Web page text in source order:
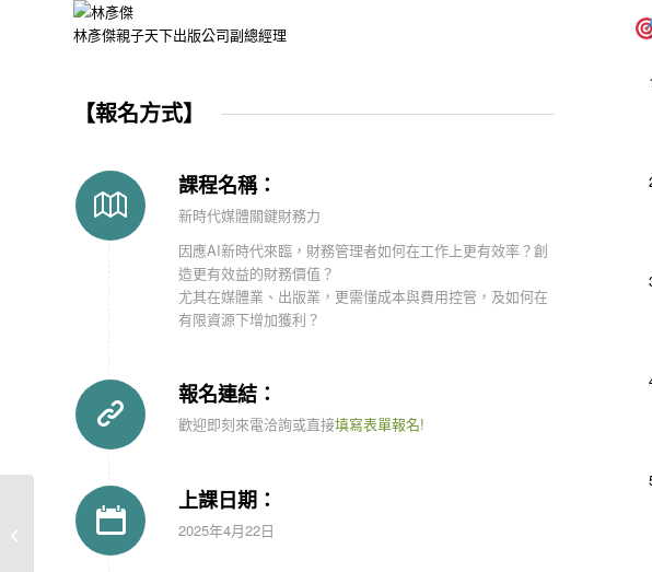
林彥傑親子天下出版公司副總經理
【報名方式】
課程名稱：
新時代媒體關鍵財務力
因應AI新時代來臨，財務管理者如何在工作上更有效率？創
造更有效益的財務價值？
尤其在媒體業、出版業，更需懂成本與費用控管，及如何在
有限資源下增加獲利？
報名連結：
歡迎即刻來電洽詢或直接填寫表單報名!
上課日期：
2025年4月22日
Sunrise Toastmasters
Sunrise國際英語演講會